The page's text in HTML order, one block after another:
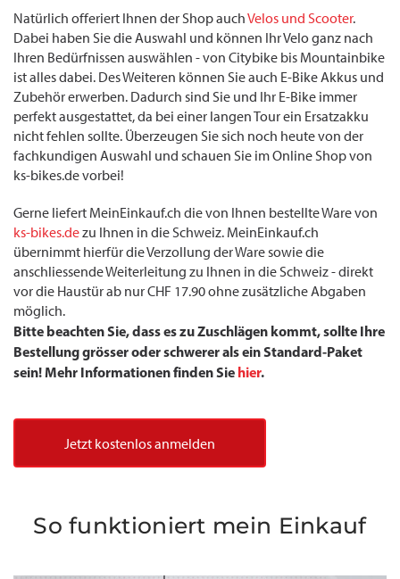
Natürlich offeriert Ihnen der Shop auchVelos und Scooter.
Dabei haben Sie die Auswahl und können Ihr Velo ganz nach
Ihren Bedürfnissen auswählen - von Citybike bis Mountainbike
ist alles dabei. Des Weiteren können Sie auch E-Bike Akkus und
Zubehör erwerben. Dadurch sind Sie und Ihr E-Bike immer
perfekt ausgestattet, da bei einer langen Tour ein Ersatzakku
nicht fehlen sollte. Überzeugen Sie sich noch heute von der
fachkundigen Auswahl und schauen Sie im Online Shop von
ks-bikes.de vorbei!
Gerne liefert MeinEinkauf.ch die von Ihnen bestellte Ware von
ks-bikes.dezu Ihnen in die Schweiz. MeinEinkauf.ch
übernimmt hierfür die Verzollung der Ware sowie die
anschliessende Weiterleitung zu Ihnen in die Schweiz - direkt
vor die Haustür ab nur CHF 17.90 ohne zusätzliche Abgaben
möglich.
Bitte beachten Sie, dass es zu Zuschlägen kommt, sollte Ihre
Bestellung grösser oder schwerer als ein Standard-Paket
sein! Mehr Informationen finden Sie hier.
Jetzt kostenlos anmelden
So funktioniert mein Einkauf